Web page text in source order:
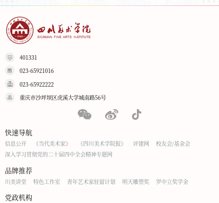
401331
023-65921016
023-65922222
重庆市沙坪坝区虎溪大学城南路56号
快速导航
信息公开 《当代美术家》 《四川美术学院报》 评建网
校友会/基金会
深入学习贯彻党的二十届四中全会精神专题网
品牌推荐
川美讲堂 特色工作室 青年艺术家驻留计划 明天雕塑奖 罗中立奖学金
党政机构